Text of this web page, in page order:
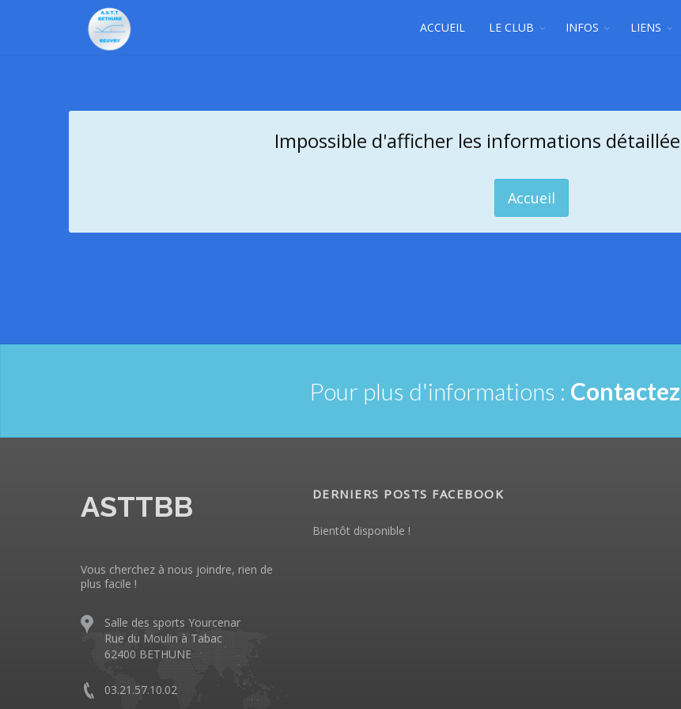
ACCUEIL LE CLUB INFOS LIENS
Impossible d'afficher les informations
Accueil
Pour plus d'informations :
ASTTBB
Vous cherchez à nous joindre, rien de
plus facile !
Salle des sports Yourcenar
Rue du Moulin à Tabac
62400 BETHUNE
03.21.57.10.02
DERNIERS POSTS FACEBOOK
Bientôt disponible !